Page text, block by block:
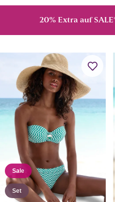
20% Extra auf SALE¹
Sale
Set